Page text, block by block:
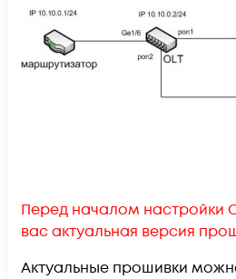
Перед началом настройки
вас актуальная версия
Актуальные прошивки